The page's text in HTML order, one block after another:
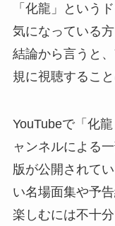
「化龍」という
気になっている
結論から言うと
規に視聴するこ
YouTubeで「化
ャンネルによる
版が公開されて
い名場面集や予
楽しむには不十分